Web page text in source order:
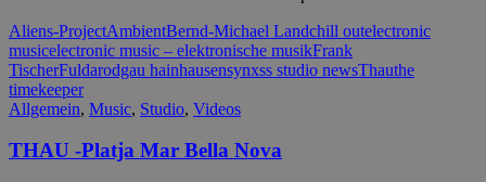
Aliens-ProjectAmbientBernd-Michael Landchill outelectronic
musicelectronic music – elektronische musikFrank
TischerFuldarodgau hainhausensynxss studio newsThauthe
timekeeper
Allgemein, Music, Studio, Videos
THAU -Platja Mar Bella Nova